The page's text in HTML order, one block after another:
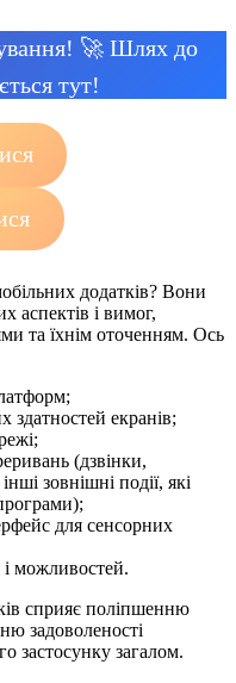
🚀 Шлях до
тут!
додатків? Вони
аспектів і вимог,
та їхнім оточенням. Ось
здатностей екранів;
(дзвінки,
зовнішні події, які
для сенсорних
і можливостей.
сприяє поліпшенню
задоволеності
застосунку загалом.